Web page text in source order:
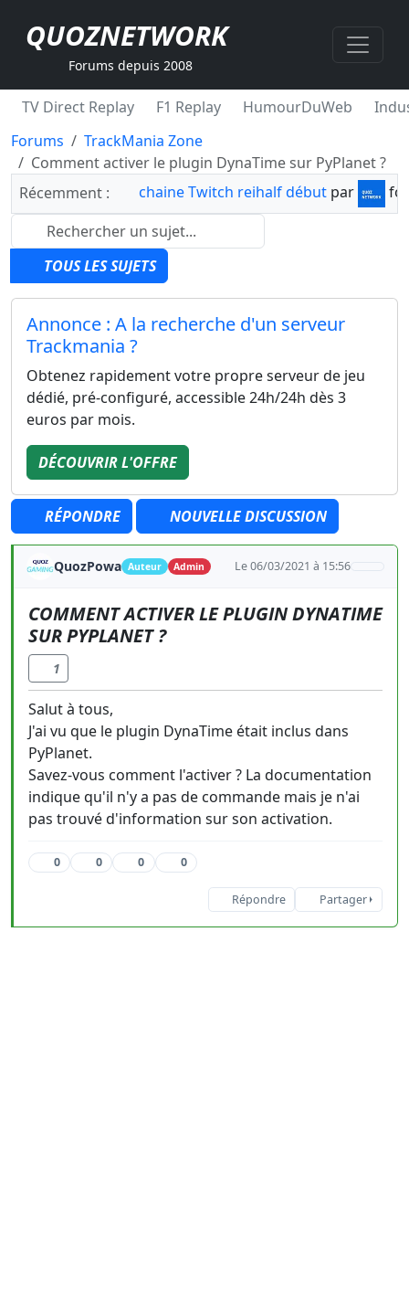
QUOZNETWORK
Forums depuis 2008
TV Direct Replay F1 Replay HumourDuWeb
Forums
TrackMania Zone
Comment activer le plugin DynaTime sur PyPlanet ?
Récemment :
chaine Twitch reihalf début par
TOUS LES SUJETS
Annonce : A la recherche d'un serveur
Trackmania ?
Obtenez rapidement votre propre serveur de jeu
dédié, pré-configuré, accessible 24h/24h dès 3
euros par mois.
DÉCOUVRIR L'OFFRE
RÉPONDRE NOUVELLE DISCUSSION
QuozPowa Auteur Admin Le 06/03/2021 à 15:56
COMMENT ACTIVER LE PLUGIN DYNATIME
SUR PYPLANET ?
1
Salut à tous,
J'ai vu que le plugin DynaTime était inclus dans
PyPlanet.
Savez-vous comment l'activer ? La documentation
indique qu'il n'y a pas de commande mais je n'ai
pas trouvé d'information sur son activation.
0 0 0 0
Répondre Partager